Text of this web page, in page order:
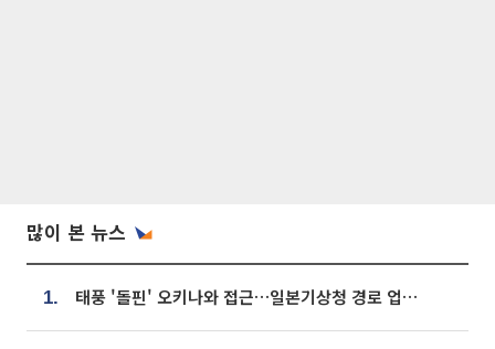
많이 본 뉴스
1. 태풍 '돌핀' 오키나와 접근…일본기상청 경로 업데이트